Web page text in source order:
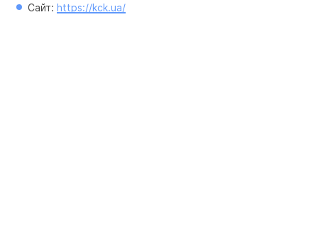
Сайт: https://kck.ua/